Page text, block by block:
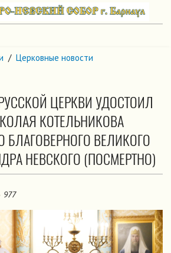
/ Церковные новости
ЦЕРКВИ УДОСТОИЛ
КОТЕЛЬНИКОВА
БЛАГОВЕРНОГО ВЕЛИКОГО
НЕВСКОГО (ПОСМЕРТНО)
977